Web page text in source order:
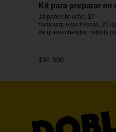
Kit para preparar en
10 panes brioche, 10
hamburguesas frescas, 20
de queso cheddar, cebolla
$34.990